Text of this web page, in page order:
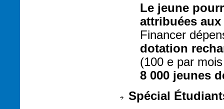
Le jeune
attribuées
Financer
dotation
(100 e par
8 000 jeunes
Spécial